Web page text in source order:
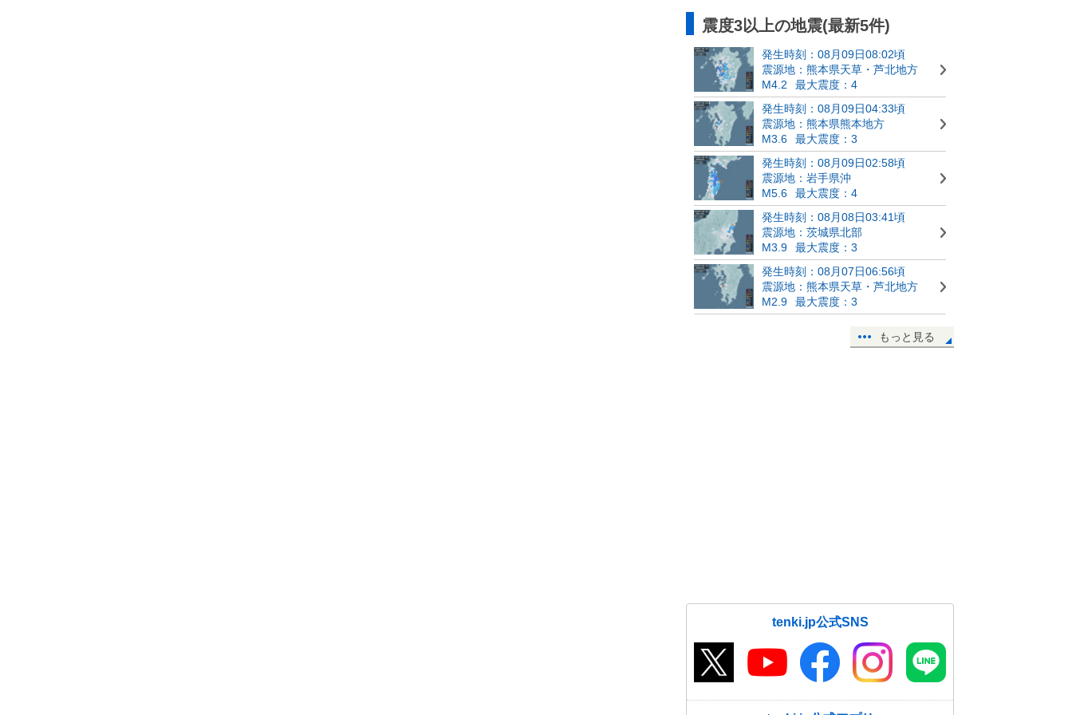
震度3以上の地震(最新5件)
発生時刻：08月09日08:02頃
震源地：熊本県天草・芦北地方
M4.2
最大震度：4
発生時刻：08月09日04:33頃
震源地：熊本県熊本地方
M3.6
最大震度：3
発生時刻：08月09日02:58頃
震源地：岩手県沖
M5.6
最大震度：4
発生時刻：08月08日03:41頃
震源地：茨城県北部
M3.9
最大震度：3
発生時刻：08月07日06:56頃
震源地：熊本県天草・芦北地方
M2.9
最大震度：3
もっと見る
tenki.jp公式SNS